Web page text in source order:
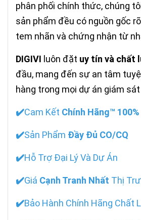
phân phối chính thức, chúng
sản phẩm đều có nguồn gốc
tem nhãn và chứng nhận từ
DIGIVI luôn đặt uy tín và chất
đầu, mang đến sự an tâm
hàng trong mọi dự án giám sát
✔️Cam Kết Chính Hãng™ 100%
✔️Sản Phẩm Đầy Đủ CO/CQ
✔️Hỗ Trợ Đại Lý Và Dự Án
✔️Giá Cạnh Tranh Nhất Thị
✔️Bảo Hành Chính Hãng Chất